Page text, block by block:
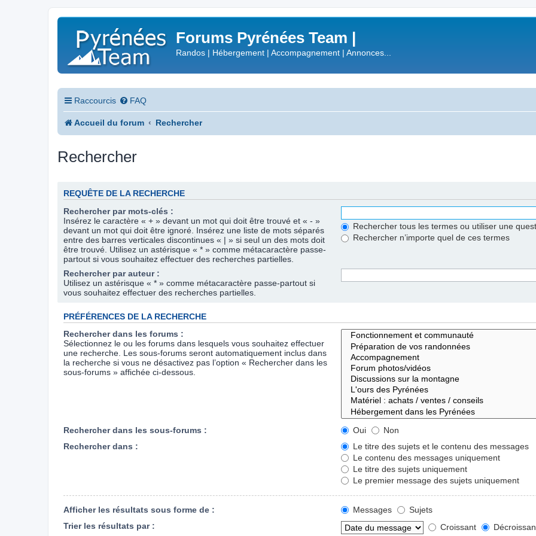
Forums Pyrénées Team |
Randos | Hébergement | Accompagnement | Annonces...
Raccourcis FAQ
Accueil du forum Rechercher
Rechercher
REQUÊTE DE LA RECHERCHE
Rechercher par mots-clés :
Insérez le caractère « + » devant un mot qui doit être trouvé et « - »
devant un mot qui doit être ignoré. Insérez une liste de mots séparés
entre des barres verticales discontinues « | » si seul un des mots doit
être trouvé. Utilisez un astérisque « * » comme métacaractère passe-
partout si vous souhaitez effectuer des recherches partielles.
Rechercher tous les termes ou utiliser une
Rechercher n’importe quel de ces termes
Rechercher par auteur :
Utilisez un astérisque « * » comme métacaractère passe-partout si
vous souhaitez effectuer des recherches partielles.
PRÉFÉRENCES DE LA RECHERCHE
Rechercher dans les forums :
Sélectionnez le ou les forums dans lesquels vous souhaitez effectuer
une recherche. Les sous-forums seront automatiquement inclus dans
la recherche si vous ne désactivez pas l’option « Rechercher dans les
sous-forums » affichée ci-dessous.
Rechercher dans les sous-forums : Oui
Non
Rechercher dans :
Le titre des sujets et le contenu des messages
Le contenu des messages uniquement
Le titre des sujets uniquement
Le premier message des sujets uniquement
Afficher les résultats sous forme de : Messages
Sujets
Trier les résultats par :
Croissant